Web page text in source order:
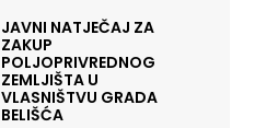
JAVNI NATJEČAJ ZA
ZAKUP
POLJOPRIVREDNOG
ZEMLJIŠTA U
VLASNIŠTVU GRADA
BELIŠĆA